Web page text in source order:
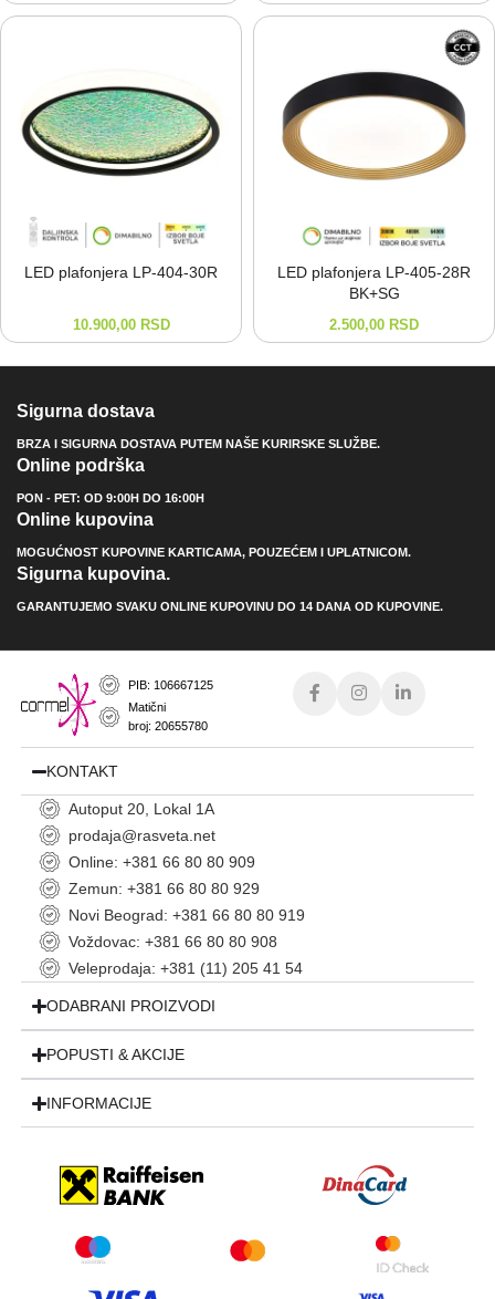
LED plafonjera LP-⁠404-⁠30R
10.900,00 RSD
LED plafonjera LP-⁠405-⁠28R
BK+SG
2.500,00 RSD
Sigurna dostava
BRZA I SIGURNA DOSTAVA PUTEM NAŠE KURIRSKE SLUŽBE.
Online podrška
PON - PET: OD 9:00H DO 16:00H
Online kupovina
MOGUĆNOST KUPOVINE KARTICAMA, POUZEĆEM I UPLATNICOM.
Sigurna kupovina.
GARANTUJEMO SVAKU ONLINE KUPOVINU DO 14 DANA OD KUPOVINE.
PIB: 106667125
Matični
broj: 20655780
KONTAKT
Autoput 20, Lokal 1A
prodaja@rasveta.net
Online: +381 66 80 80 909
Zemun: +381 66 80 80 929
Novi Beograd: +381 66 80 80 919
Voždovac: +381 66 80 80 908
Veleprodaja: +381 (11) 205 41 54
ODABRANI PROIZVODI
POPUSTI & AKCIJE
INFORMACIJE